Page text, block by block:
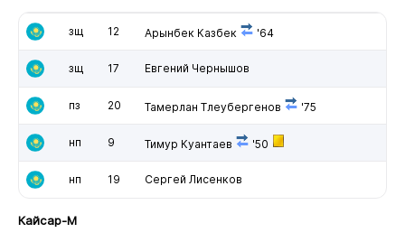
зщ 12 Арынбек Казбек '64
зщ 17 Евгений Чернышов
пз 20 Тамерлан Тлеубергенов '75
нп 9 Тимур Куантаев '50
нп 19 Сергей Лисенков
Кайсар-М